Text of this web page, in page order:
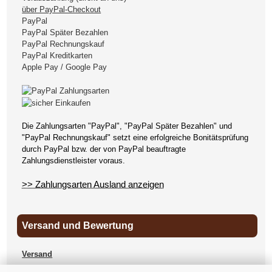
über PayPal-Checkout
PayPal
PayPal Später Bezahlen
PayPal Rechnungskauf
PayPal Kreditkarten
Apple Pay / Google Pay
Die Zahlungsarten "PayPal", "PayPal Später Bezahlen" und
"PayPal Rechnungskauf" setzt eine erfolgreiche Bonitätsprüfung
durch PayPal bzw. der von PayPal beauftragte
Zahlungsdienstleister voraus.
>> Zahlungsarten Ausland anzeigen
Versand und Bewertung
Versand